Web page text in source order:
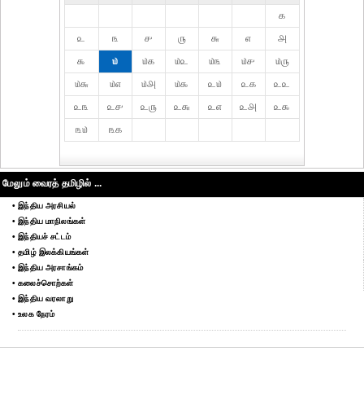
௧
௨
௩ ௪ ௫ ௬ ௭
௮
௯
௰ ௰௧ ௰௨ ௰௩ ௰௪
௰௫
௰௬
௰௭ ௰௮ ௰௯ ௨௰ ௨௧
௨௨
௨௩
௨௪ ௨௫ ௨௬ ௨௭ ௨௮
௨௯
௩௰
௩௧
மேலும் வைரத் தமிழில் ...
• இந்திய அரசியல்
• இந்திய மாநிலங்கள்
• இந்தியச் சட்டம்
• தமிழ் இலக்கியங்கள்
• இந்திய அரசாங்கம்
• கலைச்சொற்கள்
• இந்திய வரலாறு
• உலக நேரம்